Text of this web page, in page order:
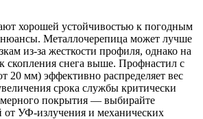
хорошей устойчивостью к погодным
Металлочерепица может лучше
из-за жесткости профиля, однако на
скопления снега выше. Профнастил с
20 мм) эффективно распределяет вес
срока службы критически
покрытия — выбирайте
от УФ-излучения и механических